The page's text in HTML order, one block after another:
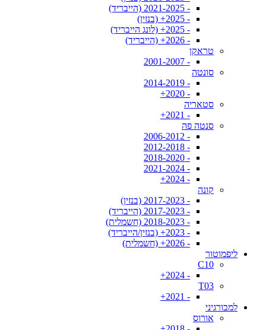
- 2021-2025 (הייבריד)
- 2025+ (בנזין)
- 2025+ (לונג הייבריד)
- 2026+ (הייבריד)
טראקן
- 2001-2007
סונטה
- 2014-2019
- 2020+
סטאריה
- 2021+
סנטה פה
- 2006-2012
- 2012-2018
- 2018-2020
- 2021-2024
- 2024+
קונה
- 2017-2023 (בנזין)
- 2017-2023 (הייבריד)
- 2018-2023 (חשמלית)
- 2023+ (בנזין/הייבריד)
- 2026+ (חשמלית)
ליפמוטור
C10
- 2024+
T03
- 2021+
למבורגיני
אורוס